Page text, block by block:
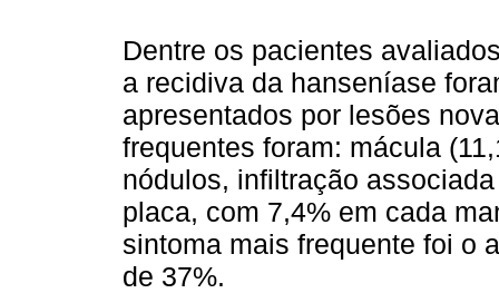
Dentre os pacientes
a recidiva da hanseníase
apresentados por lesões
frequentes foram: mácula
nódulos, infiltração
placa, com 7,4% em cada
sintoma mais frequente foi o
de 37%.